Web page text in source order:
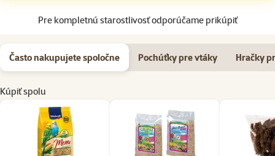
Pre kompletnú starostlivosť odporúčame prikúpiť
Často nakupujete spoločne Pochúťky pre vtáky Hračky
Kúpiť spolu